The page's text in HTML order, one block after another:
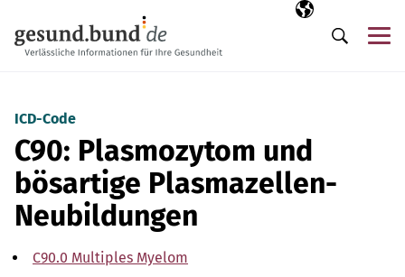
Ausgewählte
DE
Suche
ICD-Code
C90: Plasmozytom und
bösartige Plasmazellen-
Neubildungen
C90.0 Multiples Myelom